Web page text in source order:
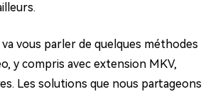
vous parler de quelques méthodes
y compris avec extension MKV,
Les solutions que nous partageons